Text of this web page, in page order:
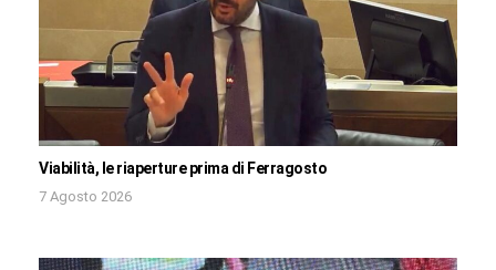
Viabilità, le riaperture prima di Ferragosto
7 Agosto 2026